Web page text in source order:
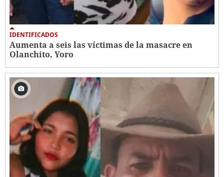
IDENTIFICADOS
Aumenta a seis las víctimas de la masacre en
Olanchito, Yoro